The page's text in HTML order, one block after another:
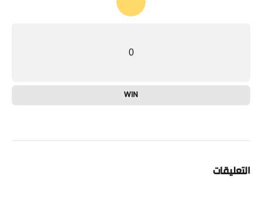
0
WIN
التعليقات